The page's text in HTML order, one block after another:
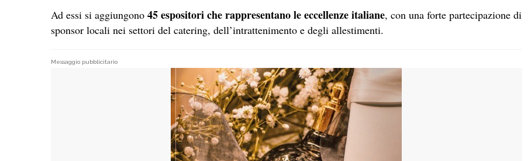
Ad essi si aggiungono 45 espositori che rappresentano le eccellenze italiane, con una forte partecipazione di
sponsor locali nei settori del catering, dell’intrattenimento e degli allestimenti.
Messaggio pubblicitario